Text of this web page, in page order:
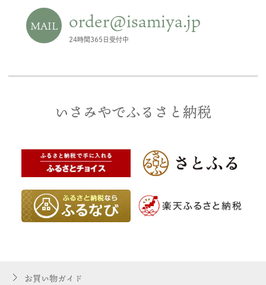
MAIL order@isamiya.jp
24時間365日受付中
いさみやでふるさと納税
お買い物ガイド